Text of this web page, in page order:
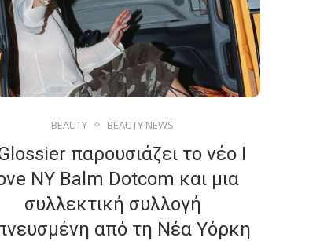
BEAUTY BEAUTY NEWS
παρουσιάζει το νέο I
NY Balm Dotcom και μια
συλλεκτική συλλογή
από τη Νέα Υόρκη